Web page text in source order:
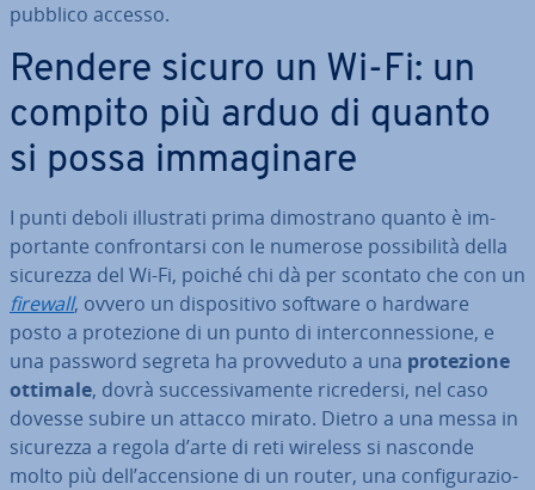
pubblico accesso.
Rendere sicuro un Wi-Fi: un
compito più arduo di quanto
si possa im­ma­gi­na­re
I punti deboli il­lu­stra­ti prima di­mo­stra­no quanto è im­
por­tan­te con­fron­tar­si con le numerose pos­si­bi­li­tà della
sicurezza del Wi-Fi, poiché chi dà per scontato che con un
firewall, ovvero un di­spo­si­ti­vo software o hardware
posto a pro­te­zio­ne di un punto di in­ter­con­nes­sio­ne, e
una password segreta ha prov­ve­du­to a una pro­te­zio­ne
ottimale, dovrà suc­ces­si­va­men­te ri­cre­der­si, nel caso
dovesse subire un attacco mirato. Dietro a una messa in
sicurezza a regola d’arte di reti wireless si nasconde
molto più dell’ac­cen­sio­ne di un router, una con­fi­gu­ra­zio­